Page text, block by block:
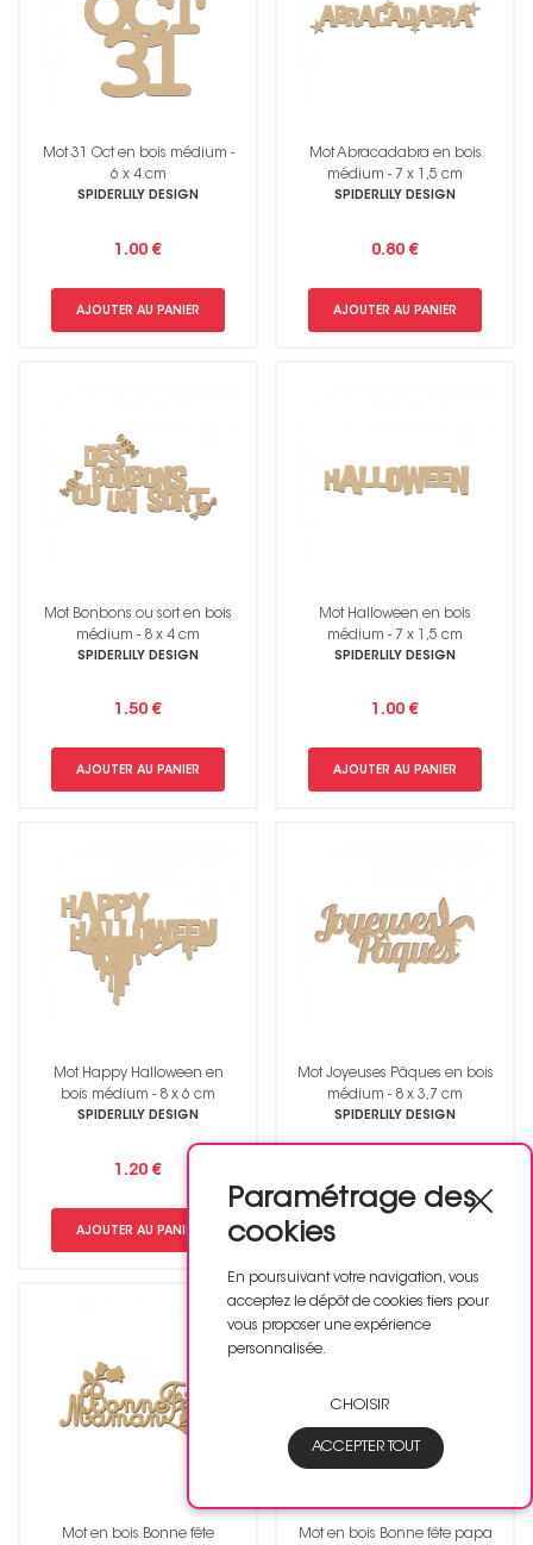
Mot 31 Oct en bois médium -
6 x 4 cm
SPIDERLILY DESIGN
1.00 €
AJOUTER AU PANIER
Mot Abracadabra en bois
médium - 7 x 1,5 cm
SPIDERLILY DESIGN
0.80 €
AJOUTER AU PANIER
Mot Bonbons ou sort en bois
médium - 8 x 4 cm
SPIDERLILY DESIGN
1.50 €
AJOUTER AU PANIER
Mot Halloween en bois
médium - 7 x 1,5 cm
SPIDERLILY DESIGN
1.00 €
AJOUTER AU PANIER
Mot Happy Halloween en
bois médium - 8 x 6 cm
SPIDERLILY DESIGN
1.20 €
AJOUTER AU PANIER
Mot Joyeuses Pâques en bois
médium - 8 x 3,7 cm
SPIDERLILY DESIGN
AJOUTER AU PANIER
Mot en bois Bonne fête Mot en bois Bonne fête papa
Paramétrage des
cookies
En poursuivant votre navigation, vous
acceptez le dépôt de cookies tiers pour
vous proposer une expérience
personnalisée.
CHOISIR
ACCEPTER TOUT